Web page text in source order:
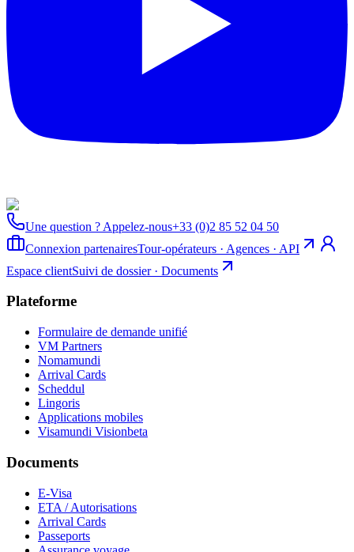
Une question ? Appelez-nous+33 (0)2 85 52 04 50
Connexion partenairesTour-opérateurs · Agences · API
Espace clientSuivi de dossier · Documents
Plateforme
Formulaire de demande unifié
VM Partners
Nomamundi
Arrival Cards
Scheddul
Lingoris
Applications mobiles
Visamundi Visionbeta
Documents
E-Visa
ETA / Autorisations
Arrival Cards
Passeports